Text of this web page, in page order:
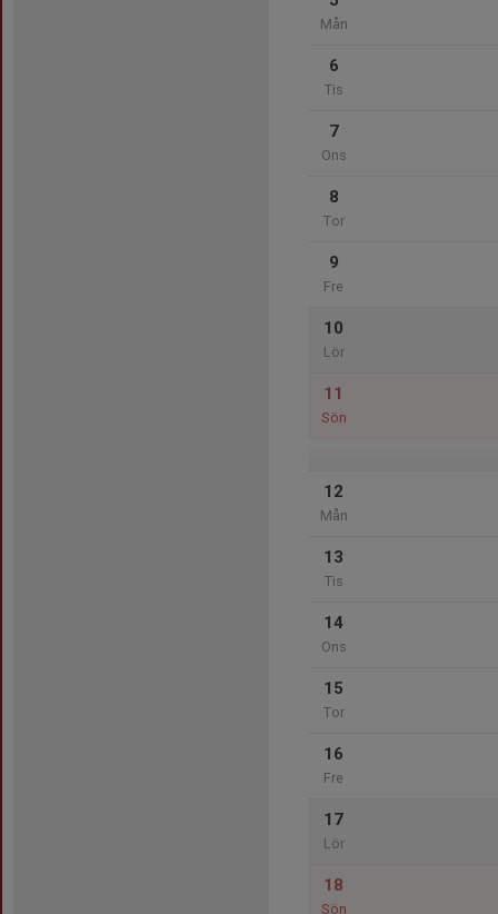
Mån
6
Tis
7
Ons
8
Tor
9
Fre
10
Lör
11
Sön
12
Mån
13
Tis
14
Ons
15
Tor
16
Fre
17
Lör
18
Sön